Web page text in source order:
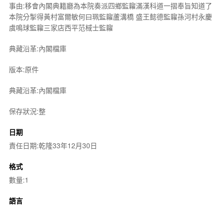
事由:移會內閣典籍廳為本院奏派四鄉監糶滿漢科道一摺奉旨知道了
本院分掣得黃村富爾敏何曰珮監糶蘆溝橋 盛王懿德監糶孫河村永慶
虞鳴球監糶三家店西平范棫士監糶
典藏沿革:內閣檔庫
版本:原件
典藏沿革:內閣檔庫
保存狀況:整
日期
責任日期:乾隆33年12月30日
格式
數量:1
語言